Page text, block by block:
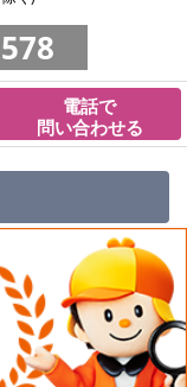
電話で
問い合わせる